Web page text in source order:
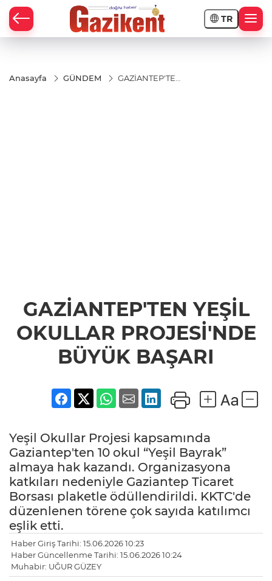
TR
Anasayfa GÜNDEM
GAZİANTEP'TEN
GAZİANTEP'TEN YEŞİL
OKULLAR PROJESİ'NDE
BÜYÜK BAŞARI
Yeşil Okullar Projesi kapsamında
Gaziantep'ten 10 okul “Yeşil Bayrak”
almaya hak kazandı. Organizasyona
katkıları nedeniyle Gaziantep Ticaret
Borsası plaketle ödüllendirildi. KKTC'de
düzenlenen törene çok sayıda katılımcı
eşlik etti.
Haber Giriş Tarihi: 15.06.2026 10:23
Haber Güncellenme Tarihi: 15.06.2026 10:24
Muhabir: UĞUR GÜZEY